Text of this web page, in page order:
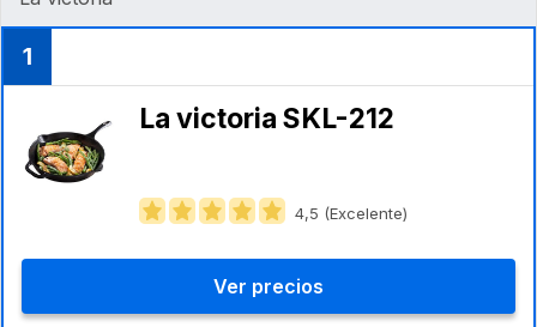
1
La victoria ‎SKL-212
4,5 (Excelente)
Ver precios